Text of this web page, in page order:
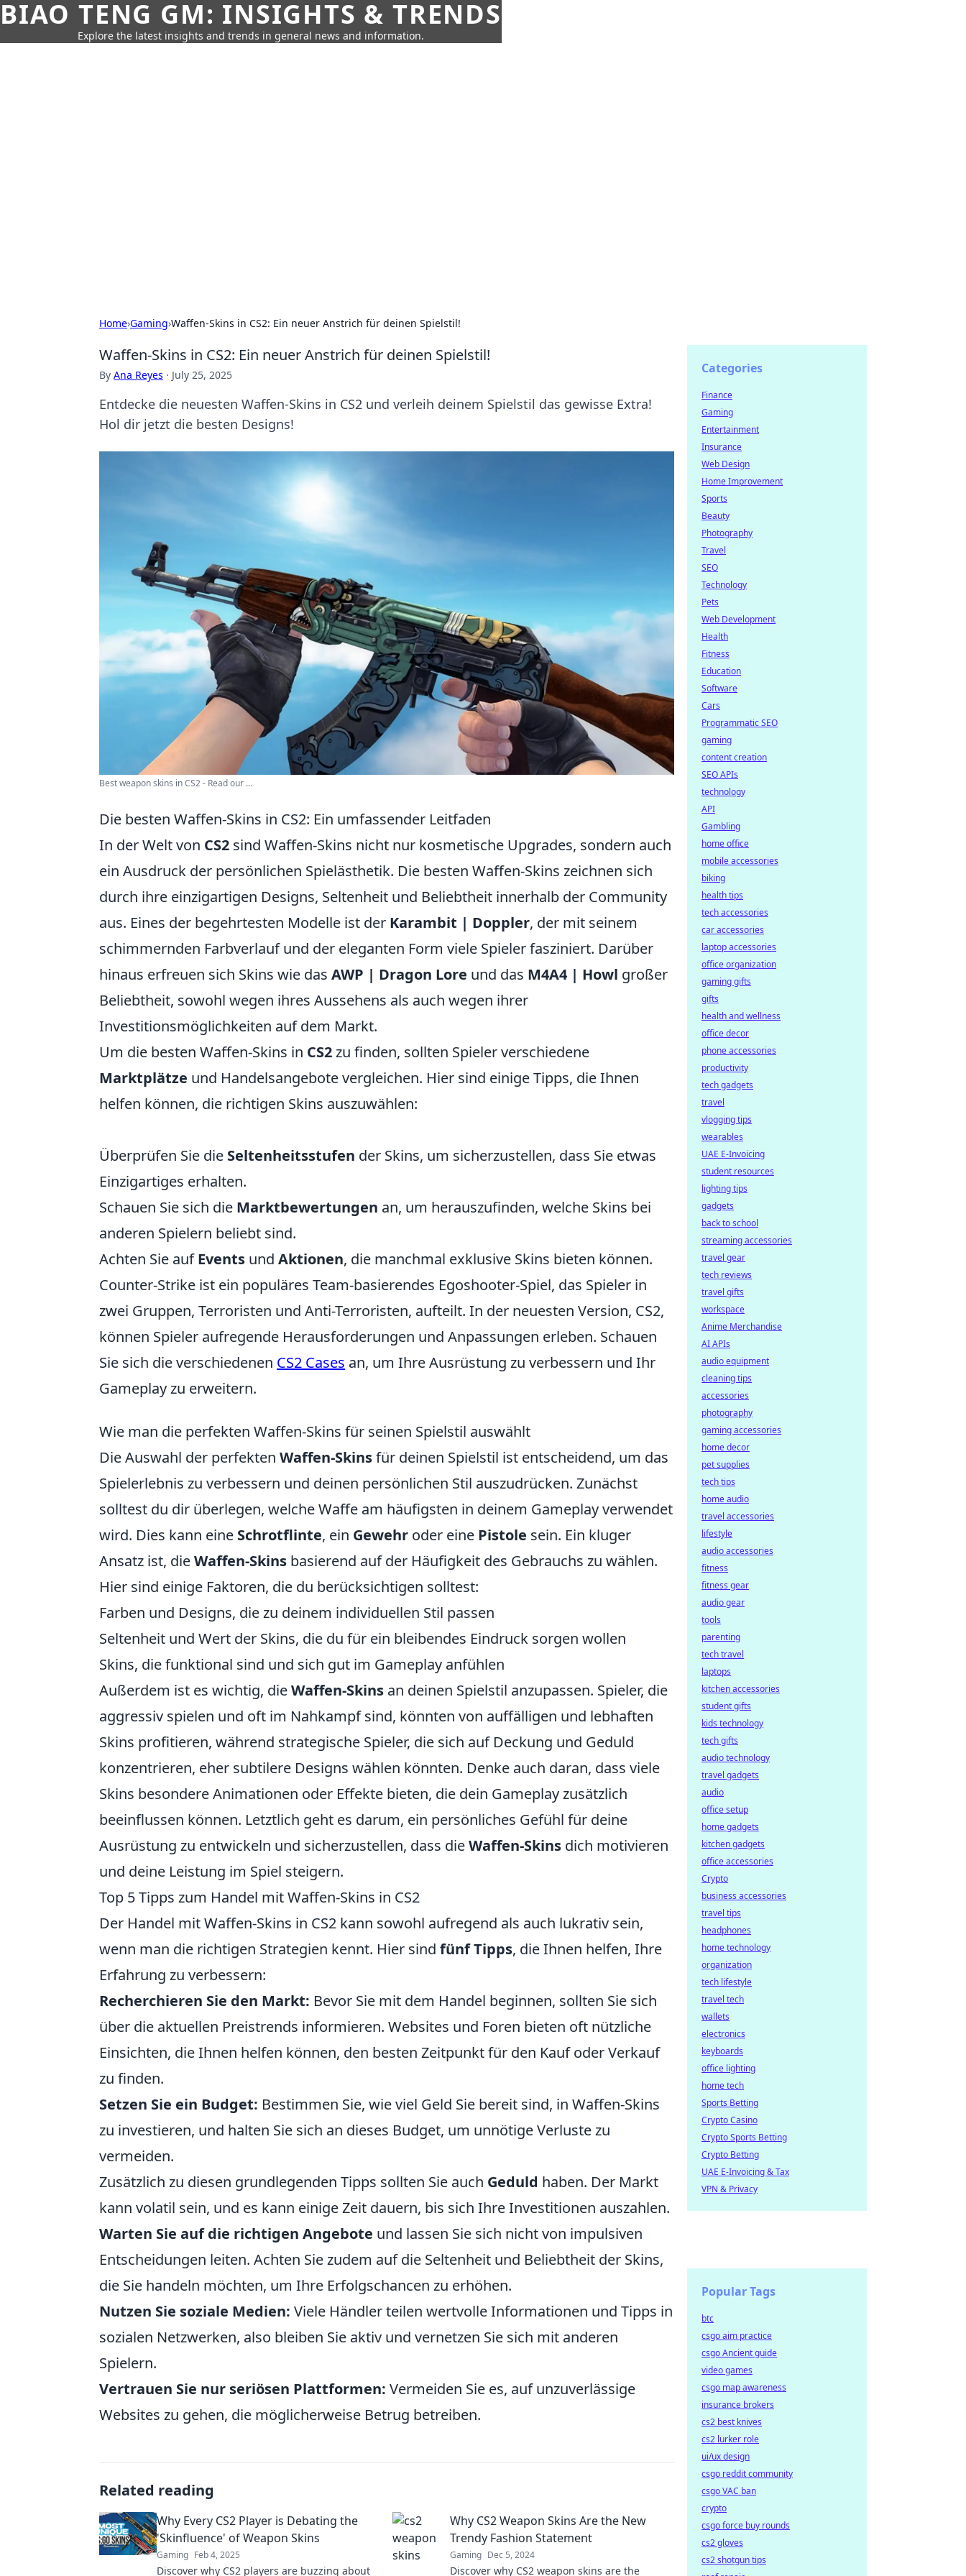
BIAO TENG GM: INSIGHTS & TRENDS
Explore the latest insights and trends in general news and information.
Home›Gaming›Waffen-Skins in CS2: Ein neuer Anstrich für deinen Spielstil!
Waffen-Skins in CS2: Ein neuer Anstrich für deinen Spielstil!
By Ana Reyes · July 25, 2025
Entdecke die neuesten Waffen-Skins in CS2 und verleih deinem Spielstil das gewisse Extra!
Hol dir jetzt die besten Designs!
Best weapon skins in CS2 - Read our ...
Die besten Waffen-Skins in CS2: Ein umfassender Leitfaden
In der Welt von CS2 sind Waffen-Skins nicht nur kosmetische Upgrades, sondern auch
ein Ausdruck der persönlichen Spielästhetik. Die besten Waffen-Skins zeichnen sich
durch ihre einzigartigen Designs, Seltenheit und Beliebtheit innerhalb der Community
aus. Eines der begehrtesten Modelle ist der Karambit | Doppler, der mit seinem
schimmernden Farbverlauf und der eleganten Form viele Spieler fasziniert. Darüber
hinaus erfreuen sich Skins wie das AWP | Dragon Lore und das M4A4 | Howl großer
Beliebtheit, sowohl wegen ihres Aussehens als auch wegen ihrer
Investitionsmöglichkeiten auf dem Markt.
Um die besten Waffen-Skins in CS2zu finden, sollten Spieler verschiedene
Marktplätze und Handelsangebote vergleichen. Hier sind einige Tipps, die Ihnen
helfen können, die richtigen Skins auszuwählen:
Überprüfen Sie die Seltenheitsstufen der Skins, um sicherzustellen, dass Sie etwas
Einzigartiges erhalten.
Schauen Sie sich die Marktbewertungen an, um herauszufinden, welche Skins bei
anderen Spielern beliebt sind.
Achten Sie aufEvents und Aktionen, die manchmal exklusive Skins bieten können.
Counter-Strike ist ein populäres Team-basierendes Egoshooter-Spiel, das Spieler in
zwei Gruppen, Terroristen und Anti-Terroristen, aufteilt. In der neuesten Version, CS2,
können Spieler aufregende Herausforderungen und Anpassungen erleben. Schauen
Sie sich die verschiedenen CS2 Cases an, um Ihre Ausrüstung zu verbessern und Ihr
Gameplay zu erweitern.
Wie man die perfekten Waffen-Skins für seinen Spielstil auswählt
Die Auswahl der perfekten Waffen-Skinsfür deinen Spielstil ist entscheidend, um das
Spielerlebnis zu verbessern und deinen persönlichen Stil auszudrücken. Zunächst
solltest du dir überlegen, welche Waffe am häufigsten in deinem Gameplay verwendet
wird. Dies kann eine Schrotflinte, ein Gewehr oder eine Pistole sein. Ein kluger
Ansatz ist, dieWaffen-Skins basierend auf der Häufigkeit des Gebrauchs zu wählen.
Hier sind einige Faktoren, die du berücksichtigen solltest:
Farben und Designs, die zu deinem individuellen Stil passen
Seltenheit und Wert der Skins, die du für ein bleibendes Eindruck sorgen wollen
Skins, die funktional sind und sich gut im Gameplay anfühlen
Außerdem ist es wichtig, dieWaffen-Skins an deinen Spielstil anzupassen. Spieler, die
aggressiv spielen und oft im Nahkampf sind, könnten von auffälligen und lebhaften
Skins profitieren, während strategische Spieler, die sich auf Deckung und Geduld
konzentrieren, eher subtilere Designs wählen könnten. Denke auch daran, dass viele
Skins besondere Animationen oder Effekte bieten, die dein Gameplay zusätzlich
beeinflussen können. Letztlich geht es darum, ein persönliches Gefühl für deine
Ausrüstung zu entwickeln und sicherzustellen, dass dieWaffen-Skins dich motivieren
und deine Leistung im Spiel steigern.
Top 5 Tipps zum Handel mit Waffen-Skins in CS2
Der Handel mit Waffen-Skins in CS2 kann sowohl aufregend als auch lukrativ sein,
wenn man die richtigen Strategien kennt. Hier sind fünf Tipps, die Ihnen helfen, Ihre
Erfahrung zu verbessern:
Recherchieren Sie den Markt: Bevor Sie mit dem Handel beginnen, sollten Sie sich
über die aktuellen Preistrends informieren. Websites und Foren bieten oft nützliche
Einsichten, die Ihnen helfen können, den besten Zeitpunkt für den Kauf oder Verkauf
zu finden.
Setzen Sie ein Budget: Bestimmen Sie, wie viel Geld Sie bereit sind, in Waffen-Skins
zu investieren, und halten Sie sich an dieses Budget, um unnötige Verluste zu
vermeiden.
Zusätzlich zu diesen grundlegenden Tipps sollten Sie auch Geduld haben. Der Markt
kann volatil sein, und es kann einige Zeit dauern, bis sich Ihre Investitionen auszahlen.
Warten Sie auf die richtigen Angebote und lassen Sie sich nicht von impulsiven
Entscheidungen leiten. Achten Sie zudem auf die Seltenheit und Beliebtheit der Skins,
die Sie handeln möchten, um Ihre Erfolgschancen zu erhöhen.
Nutzen Sie soziale Medien: Viele Händler teilen wertvolle Informationen und Tipps in
sozialen Netzwerken, also bleiben Sie aktiv und vernetzen Sie sich mit anderen
Spielern.
Vertrauen Sie nur seriösen Plattformen: Vermeiden Sie es, auf unzuverlässige
Websites zu gehen, die möglicherweise Betrug betreiben.
Related reading
Why Every CS2 Player is Debating the
'Skinfluence' of Weapon Skins
Gaming Feb 4, 2025
Discover why CS2 players are buzzing about
Why CS2 Weapon Skins Are the New
Trendy Fashion Statement
Gaming Dec 5, 2024
Discover why CS2 weapon skins are the
Categories
Finance
Gaming
Entertainment
Insurance
Web Design
Home Improvement
Sports
Beauty
Photography
Travel
SEO
Technology
Pets
Web Development
Health
Fitness
Education
Software
Cars
Programmatic SEO
gaming
content creation
SEO APIs
technology
API
Gambling
home office
mobile accessories
biking
health tips
tech accessories
car accessories
laptop accessories
office organization
gaming gifts
gifts
health and wellness
office decor
phone accessories
productivity
tech gadgets
travel
vlogging tips
wearables
UAE E-Invoicing
student resources
lighting tips
gadgets
back to school
streaming accessories
travel gear
tech reviews
travel gifts
workspace
Anime Merchandise
AI APIs
audio equipment
cleaning tips
accessories
photography
gaming accessories
home decor
pet supplies
tech tips
home audio
travel accessories
lifestyle
audio accessories
fitness
fitness gear
audio gear
tools
parenting
tech travel
laptops
kitchen accessories
student gifts
kids technology
tech gifts
audio technology
travel gadgets
audio
office setup
home gadgets
kitchen gadgets
office accessories
Crypto
business accessories
travel tips
headphones
home technology
organization
tech lifestyle
travel tech
wallets
electronics
keyboards
office lighting
home tech
Sports Betting
Crypto Casino
Crypto Sports Betting
Crypto Betting
UAE E-Invoicing & Tax
VPN & Privacy
Popular Tags
btc
csgo aim practice
csgo Ancient guide
video games
csgo map awareness
insurance brokers
cs2 best knives
cs2 lurker role
ui/ux design
csgo reddit community
csgo VAC ban
crypto
csgo force buy rounds
cs2 gloves
cs2 shotgun tips